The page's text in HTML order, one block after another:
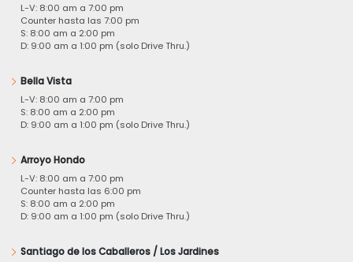
L-V: 8:00 am a 7:00 pm
Counter hasta las 7:00 pm
S: 8:00 am a 2:00 pm
D: 9:00 am a 1:00 pm (solo Drive Thru.)
Bella Vista
L-V: 8:00 am a 7:00 pm
S: 8:00 am a 2:00 pm
D: 9:00 am a 1:00 pm (solo Drive Thru.)
Arroyo Hondo
L-V: 8:00 am a 7:00 pm
Counter hasta las 6:00 pm
S: 8:00 am a 2:00 pm
D: 9:00 am a 1:00 pm (solo Drive Thru.)
Santiago de los Caballeros / Los Jardines